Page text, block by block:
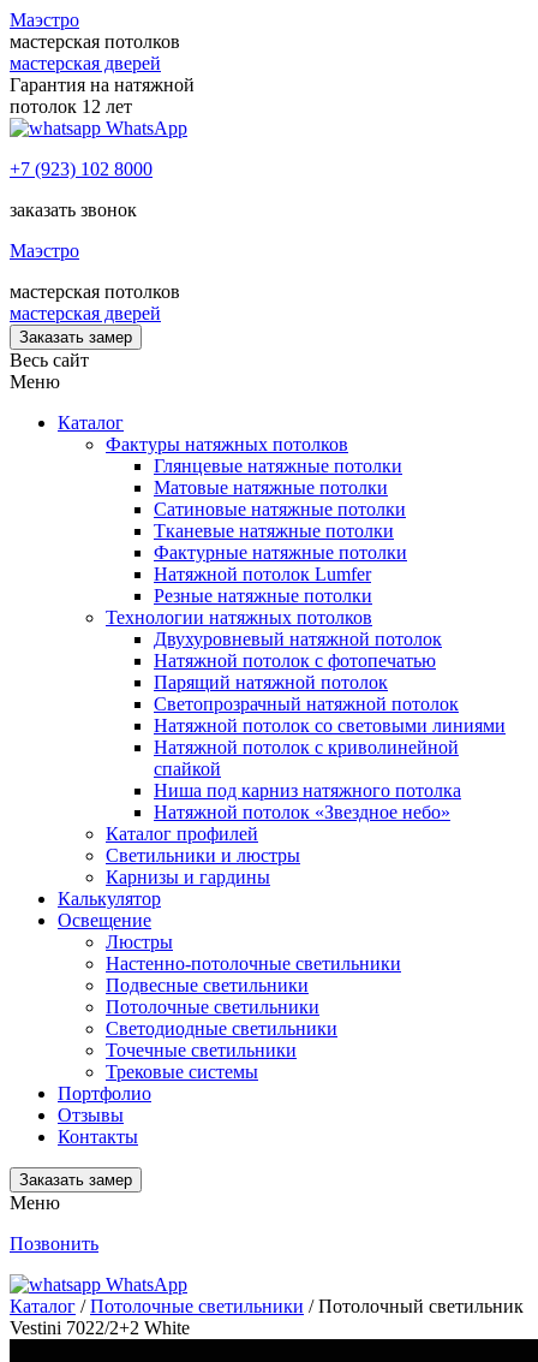
Маэстро
мастерская потолков
мастерская дверей
Гарантия на натяжной
потолок 12 лет
WhatsApp
+7 (923) 102 8000
заказать звонок
Маэстро
мастерская потолков
мастерская дверей
Заказать замер
Весь сайт
Меню
Каталог
Фактуры натяжных потолков
Глянцевые натяжные потолки
Матовые натяжные потолки
Сатиновые натяжные потолки
Тканевые натяжные потолки
Фактурные натяжные потолки
Натяжной потолок Lumfer
Резные натяжные потолки
Технологии натяжных потолков
Двухуровневый натяжной потолок
Натяжной потолок с фотопечатью
Парящий натяжной потолок
Светопрозрачный натяжной потолок
Натяжной потолок со световыми линиями
Натяжной потолок с криволинейной
спайкой
Ниша под карниз натяжного потолка
Натяжной потолок «Звездное небо»
Каталог профилей
Светильники и люстры
Карнизы и гардины
Калькулятор
Освещение
Люстры
Настенно-потолочные светильники
Подвесные светильники
Потолочные светильники
Светодиодные светильники
Точечные светильники
Трековые системы
Портфолио
Отзывы
Контакты
Заказать замер
Меню
Позвонить
WhatsApp
Каталог /Потолочные светильники / Потолочный светильник
Vestini 7022/2+2 White